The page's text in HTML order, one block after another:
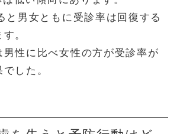
と男女ともに受診率は回復する
。
男性に比べ女性の方が受診率が
した。